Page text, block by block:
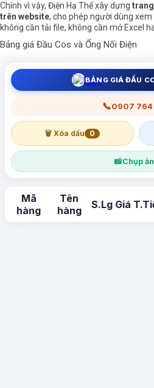
Chính vì vậy, Điện Hạ Thếxây dựng
trên website, cho phép người dùng
không cần tải file, không cần mở Excel
Bảng giá Đầu Cos và Ống Nối Điện